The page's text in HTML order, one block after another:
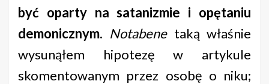
być oparty na satanizmie i opętaniu
demonicznym. Notabene taką właśnie
wysunąłem hipotezę w artykule
skomentowanym przez osobę o niku;